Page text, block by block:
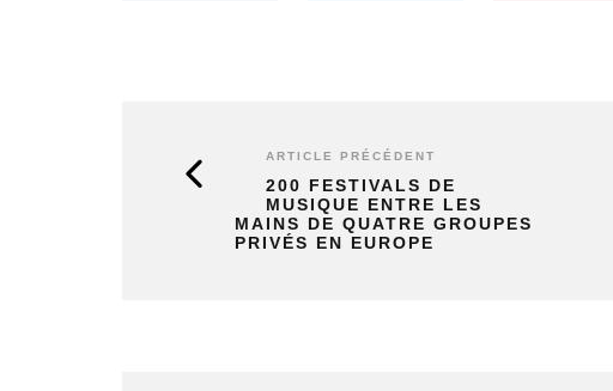
ARTICLE PRÉCÉDENT
200 FESTIVALS DE
MUSIQUE ENTRE LES
MAINS DE QUATRE GROUPES
PRIVÉS EN EUROPE